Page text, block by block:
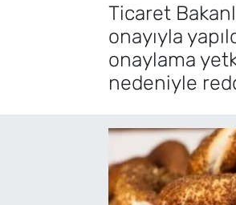
Ticaret
onayıyla
onaylama
nedeniyle